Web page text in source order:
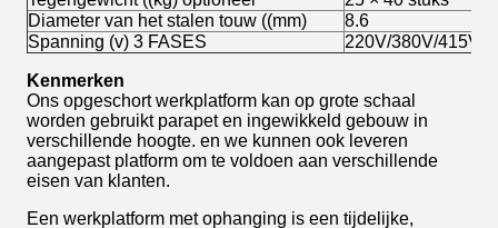
Diameter van het stalen touw ((mm)
8.6
Spanning (v) 3 FASES
220V/380V/415V
Kenmerken
Ons opgeschort werkplatform kan op grote schaal
worden gebruikt parapet en ingewikkeld gebouw in
verschillende hoogte. en we kunnen ook leveren
aangepast platform om te voldoen aan verschillende
eisen van klanten.
Een werkplatform met ophanging is een tijdelijke,